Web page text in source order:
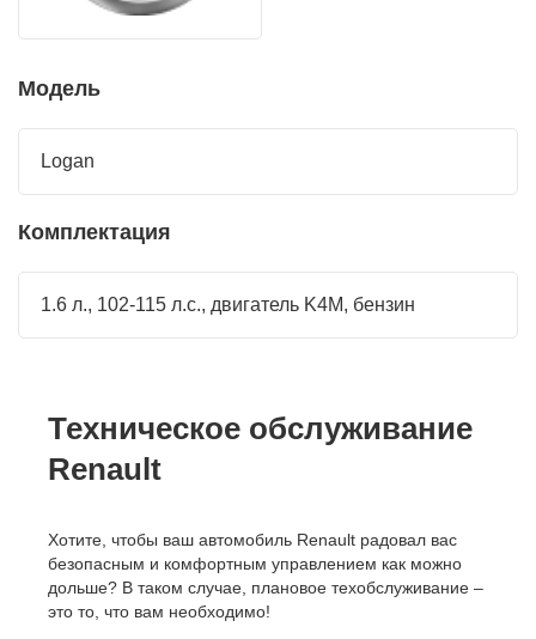
Модель
Logan
Комплектация
1.6 л., 102-115 л.с., двигатель K4M, бензин
Техническое обслуживание
Renault
Хотите, чтобы ваш автомобиль Renault радовал вас
безопасным и комфортным управлением как можно
дольше? В таком случае, плановое техобслуживание –
это то, что вам необходимо!